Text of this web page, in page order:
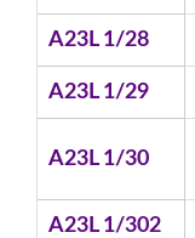
A23L 1/28
A23L 1/29
A23L 1/30
A23L 1/302